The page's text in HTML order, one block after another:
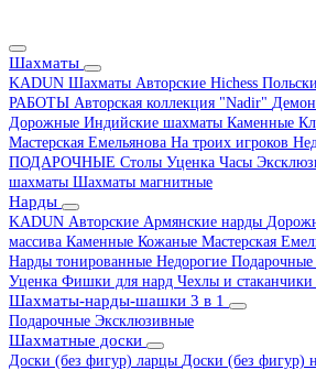
Шахматы
KADUN Шахматы Авторские Hichess
РАБОТЫ Авторская коллекция "Nadir"
Дорожные Индийские шахматы Каменные
Мастерская Емельянова На троих игроков
ПОДАРОЧНЫЕ Столы Уценка Часы
шахматы Шахматы магнитные
Нарды
KADUN Авторские Армянские нарды
массива Каменные Кожаные Мастерская
Нарды тонированные Недорогие Подарочные
Уценка Фишки для нард Чехлы и стаканчики
Шахматы-нарды-шашки 3 в 1
Подарочные Эксклюзивные
Шахматные доски
Доски (без фигур) ларцы Доски (без фигур)